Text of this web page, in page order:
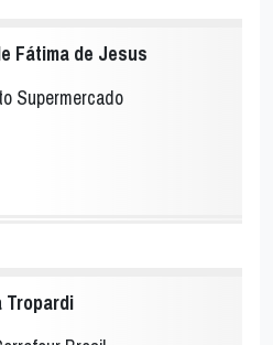
Fátima de Jesus
Supermercado
Tropardi